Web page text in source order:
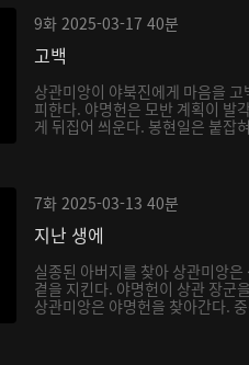
9화 2025-03-17 40분
고백
상관미앙이 야북진에게 마음을
피한다. 야명헌은 모반 계획이 발
게 뒤집어 씌운다. 봉현일은 붙잡
7화 2025-03-13 40분
지난 생에
실종된 아버지를 찾아 상관미앙
곁을 지킨다. 야명헌이 상관 장군
상관미앙은 야명헌을 찾아간다.